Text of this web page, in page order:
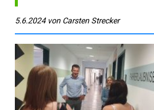
5.6.2024 von Carsten Strecker